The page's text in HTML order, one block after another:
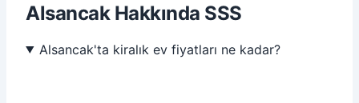
Alsancak Hakkında SSS
Alsancak'ta kiralık ev fiyatları ne kadar?